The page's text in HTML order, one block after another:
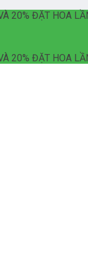
20% ĐẶT HOA
20% ĐẶT HOA